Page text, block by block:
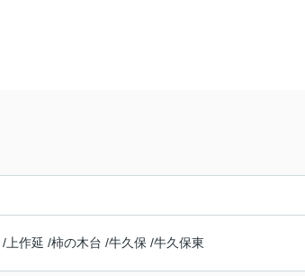
/ 上作延 /柿の木台 /牛久保 /牛久保東